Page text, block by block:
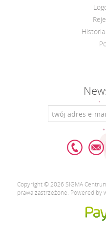
Copyright © 2026 SIGMA
prawa zastrzeżone. Powered